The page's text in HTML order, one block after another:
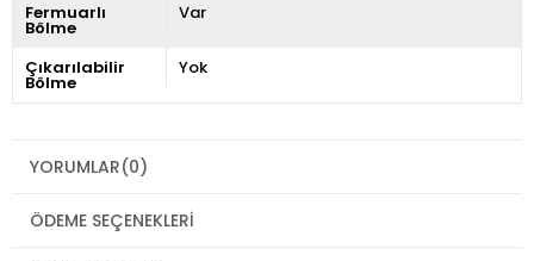
Fermuarlı
Bölme
Var
Çıkarılabilir
Bölme
Yok
YORUMLAR(0)
ÖDEME SEÇENEKLERI